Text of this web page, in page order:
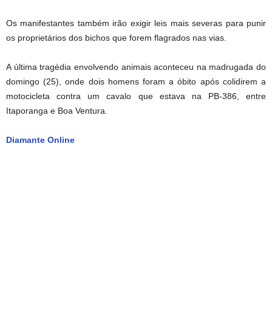
Os manifestantes também irão exigir leis mais severas para punir
os proprietários dos bichos que forem flagrados nas vias.
A última tragédia envolvendo animais aconteceu na madrugada do
domingo (25), onde dois homens foram a óbito após colidirem a
motocicleta contra um cavalo que estava na PB-386, entre
Itaporanga e Boa Ventura.
Diamante Online